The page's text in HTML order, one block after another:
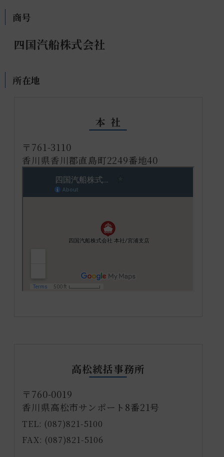
商号
四国汽船株式会社
所在地
本社
〒761-3110
香川県香川郡直島町2249番地40
高松統括事務所
〒760-0019
香川県高松市サンポート8番21号
TEL: (087)821-5100
FAX: (087)821-5106